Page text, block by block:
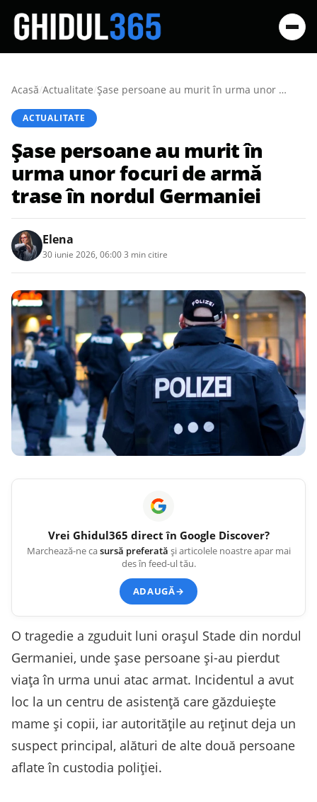
Acasă/Actualitate/ Șase persoane au murit în urma unor focuri de armă trase în nordul Germaniei
ACTUALITATE
Șase persoane au murit în
urma unor focuri de armă
trase în nordul Germaniei
Elena
30 iunie 2026, 06:003 min citire
Vrei Ghidul365 direct în Google Discover?
Marchează-ne casursă preferată și articolele noastre apar mai
des în feed-ul tău.
ADAUGĂ→
O tragedie a zguduit luni orașul Stade din nordul
Germaniei, unde șase persoane și-au pierdut
viața în urma unui atac armat. Incidentul a avut
loc la un centru de asistență care găzduiește
mame și copii, iar autoritățile au reținut deja un
suspect principal, alături de alte două persoane
aflate în custodia poliției.